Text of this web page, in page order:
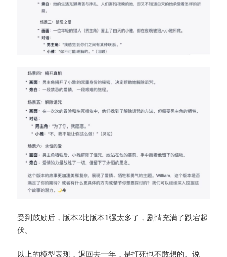
受到鼓励后，版本2比版本1强太多了，剧情充满了跌宕起
伏。
以上的模型表现，退回去一年，是打死也不敢想的。说